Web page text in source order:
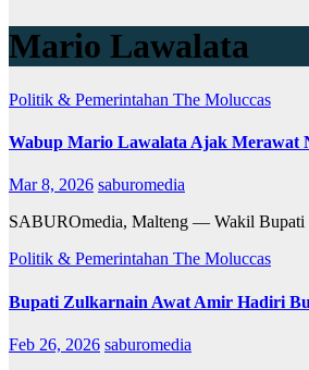
Mario Lawalata
Politik & Pemerintahan The Moluccas
Wabup Mario Lawalata Ajak Merawat
Mar 8, 2026 saburomedia
SABUROmedia, Malteng — Wakil Bupati
Politik & Pemerintahan The Moluccas
Bupati Zulkarnain Awat Amir Hadiri
Feb 26, 2026 saburomedia